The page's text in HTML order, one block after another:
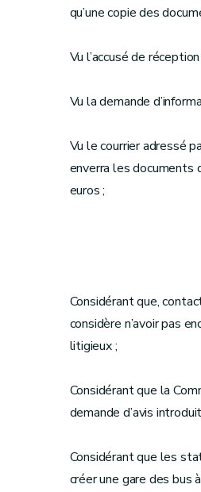
qu’une copie des
Vu l’accusé de
Vu la demande
Vu le courrier adressé
enverra les documents
euros ;
Considérant que,
considère n’avoir pas
litigieux ;
Considérant que la
demande d’avis
Considérant que les
créer une gare des bus